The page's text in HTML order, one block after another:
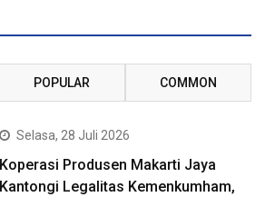
POPULAR COMMON
Selasa, 28 Juli 2026
Koperasi Produsen Makarti Jaya
Kantongi Legalitas Kemenkumham,